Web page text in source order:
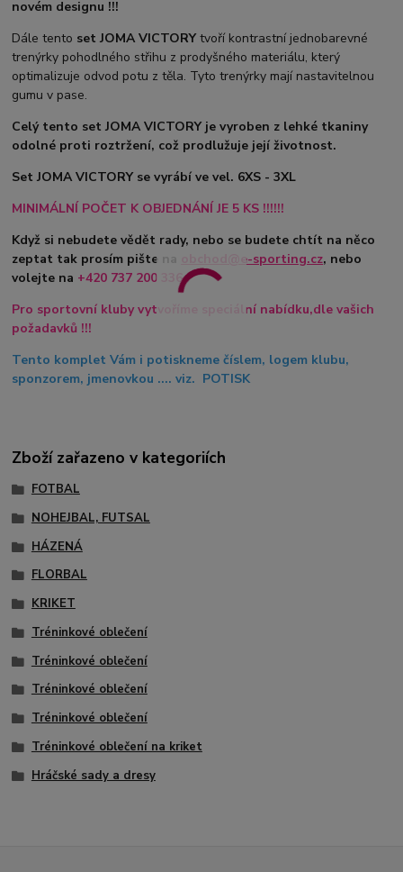
novém designu !!!
Dále tento set JOMA VICTORYtvoří kontrastní jednobarevné
trenýrky pohodlného střihu z prodyšného materiálu, který
optimalizuje odvod potu z těla. Tyto trenýrky mají nastavitelnou
gumu v pase.
Celý tento set JOMA VICTORY je vyroben z lehké tkaniny
odolné proti roztržení, což prodlužuje její životnost.
Set JOMA VICTORY se vyrábí ve vel. 6XS - 3XL
MINIMÁLNÍ POČET K OBJEDNÁNÍ JE 5 KS !!!!!!
Když si nebudete vědět rady, nebo se budete chtít na něco
zeptat tak prosím pište na
obchod@e-sporting.cz, nebo
volejte na +420 737 200 336
Pro sportovní kluby vytvoříme speciální nabídku,dle vašich
požadavků !!!
Tento komplet Vám i potiskneme číslem, logem klubu,
sponzorem, jmenovkou .... viz. POTISK
Zboží zařazeno v kategoriích
FOTBAL
NOHEJBAL, FUTSAL
HÁZENÁ
FLORBAL
KRIKET
Tréninkové oblečení
Tréninkové oblečení
Tréninkové oblečení
Tréninkové oblečení
Tréninkové oblečení na kriket
Hráčské sady a dresy